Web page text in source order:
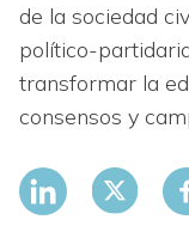
de la sociedad
político-
transformar la
consensos y